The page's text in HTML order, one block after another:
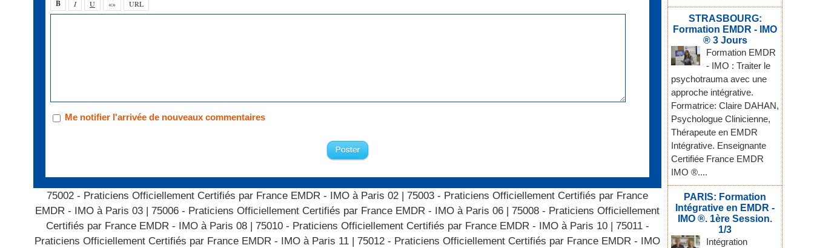
Me notifier l'arrivée de nouveaux commentaires
75002 - Praticiens Officiellement Certifiés par France EMDR - IMO à Paris 02
75003 - Praticiens Officiellement Certifiés par France
EMDR - IMO à Paris 03
75006 - Praticiens Officiellement Certifiés par France EMDR - IMO à Paris 06
75008 - Praticiens Officiellement
Certifiés par France EMDR - IMO à Paris 08
75010 - Praticiens Officiellement Certifiés par France EMDR - IMO à Paris 10
75011 -
Praticiens Officiellement Certifiés par France EMDR - IMO à Paris 11
75012 - Praticiens Officiellement Certifiés par France EMDR - IMO
STRASBOURG:
Formation EMDR - IMO
® 3 Jours
Formation EMDR
- IMO : Traiter le
psychotrauma avec une
approche intégrative.
Formatrice: Claire DAHAN,
Psychologue Clinicienne,
Thérapeute en EMDR
Intégrative. Enseignante
Certifiée France EMDR
IMO ®....
PARIS: Formation
Intégrative en EMDR -
IMO ®. 1ère Session.
1/3
Intégration